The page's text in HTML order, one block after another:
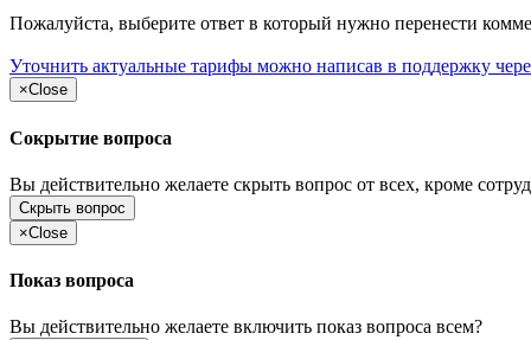
Пожалуйста, выберите ответ в который нужно перенести
Уточнить актуальные тарифы можно написав в поддержку
×Close
Сокрытие вопроса
Вы действительно желаете скрыть вопрос от всех, кроме
Скрыть вопрос
×Close
Показ вопроса
Вы действительно желаете включить показ вопроса всем?